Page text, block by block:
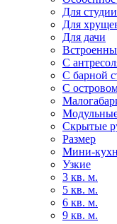
Для студии
Для
Для дачи
С
С барной
С
Скрытые
Размер
Мини-
Узкие
3 кв. м.
5 кв. м.
6 кв. м.
9 кв. м.